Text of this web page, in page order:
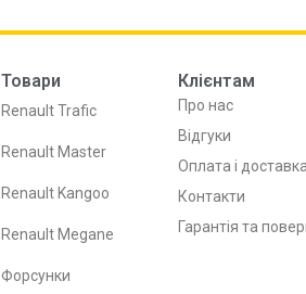
Товари
Renault Trafic
Renault Master
Renault Kangoo
Renault Megane
Форсунки
Клієнтам
Про нас
Відгуки
Оплата і доставка
Контакти
Гарантія та